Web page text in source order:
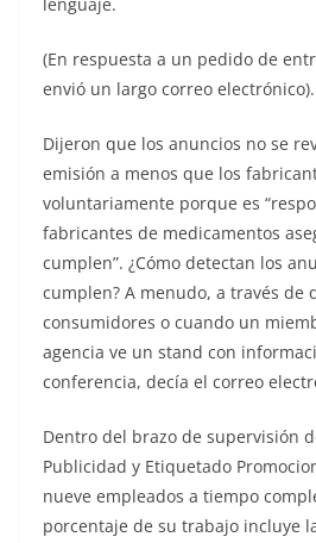
(En respuesta a un pedido de
envió un largo correo electrónico).
Dijeron que los anuncios no se
emisión a menos que los
voluntariamente porque es
fabricantes de medicamentos
cumplen”. ¿Cómo detectan los
cumplen? A menudo, a través de
consumidores o cuando un
agencia ve un stand con
conferencia, decía el correo
Dentro del brazo de supervisión
Publicidad y Etiquetado
nueve empleados a tiempo
porcentaje de su trabajo incluye